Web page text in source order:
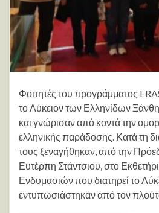
Φοιτητές του προγράμματος
το Λύκειον των Ελληνίδων
και γνώρισαν από κοντά την
ελληνικής παράδοσης. Κατά τη
τους ξεναγήθηκαν, από την
Ευτέρπη Στάντσιου, στο
Ενδυμασιών που διατηρεί το
εντυπωσιάστηκαν από τον